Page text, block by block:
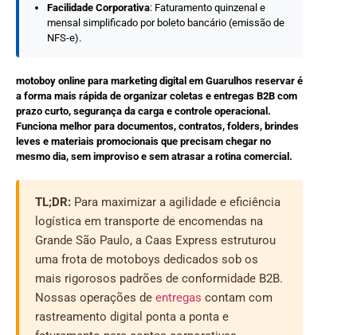
Facilidade Corporativa: Faturamento quinzenal e
mensal simplificado por boleto bancário (emissão de
NFS-e).
motoboy online para marketing digital em Guarulhos reservar é
a forma mais rápida de organizar coletas e entregas B2B com
prazo curto, segurança da carga e controle operacional.
Funciona melhor para documentos, contratos, folders, brindes
leves e materiais promocionais que precisam chegar no
mesmo dia, sem improviso e sem atrasar a rotina comercial.
TL;DR: Para maximizar a agilidade e eficiência
logística em transporte de encomendas na
Grande São Paulo, a Caas Express estruturou
uma frota de motoboys dedicados sob os
mais rigorosos padrões de conformidade B2B.
Nossas operações de entregas contam com
rastreamento digital ponta a ponta e